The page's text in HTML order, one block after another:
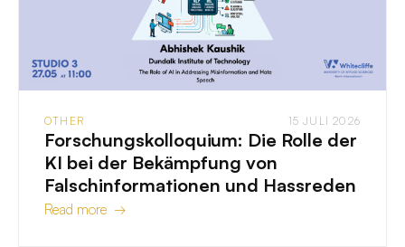
OTHER 15 JULI 2026
Forschungskolloquium: Die Rolle der
KI bei der Bekämpfung von
Falschinformationen und Hassreden
Read more →